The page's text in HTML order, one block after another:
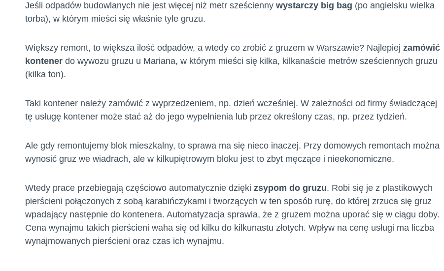
Jeśli odpadów budowlanych nie jest więcej niż metr sześcienny wystarczy big bag (po angielsku wielka
torba), w którym mieści się właśnie tyle gruzu.
Większy remont, to większa ilość odpadów, a wtedy co zrobić z gruzem w Warszawie? Najlepiej zamówić
kontener do wywozu gruzu u Mariana, w którym mieści się kilka, kilkanaście metrów sześciennych gruzu
(kilka ton).
Taki kontener należy zamówić z wyprzedzeniem, np. dzień wcześniej. W zależności od firmy świadczącej
tę usługę kontener może stać aż do jego wypełnienia lub przez określony czas, np. przez tydzień.
Ale gdy remontujemy blok mieszkalny, to sprawa ma się nieco inaczej. Przy domowych remontach można
wynosić gruz we wiadrach, ale w kilkupiętrowym bloku jest to zbyt męczące i nieekonomiczne.
Wtedy prace przebiegają częściowo automatycznie dzięki zsypom do gruzu. Robi się je z plastikowych
pierścieni połączonych z sobą karabińczykami i tworzących w ten sposób rurę, do której zrzuca się gruz
wpadający następnie do kontenera. Automatyzacja sprawia, że z gruzem można uporać się w ciągu doby.
Cena wynajmu takich pierścieni waha się od kilku do kilkunastu złotych. Wpływ na cenę usługi ma liczba
wynajmowanych pierścieni oraz czas ich wynajmu.